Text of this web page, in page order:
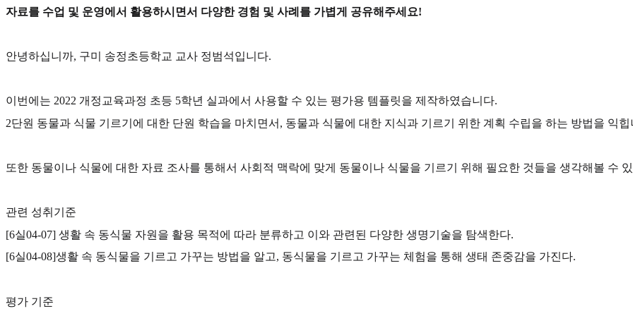
자료를 수업 및 운영에서 활용하시면서 다양한 경험 및 사례를 가볍게 공유해주세요!
안녕하십니까, 구미 송정초등학교 교사 정범석입니다.
이번에는 2022 개정교육과정 초등 5학년 실과에서 사용할 수 있는 평가용 템플릿을 제작하였습니다.
2단원 동물과 식물 기르기에 대한 단원 학습을 마치면서, 동물과 식물에 대한 지식과 기르기 위한 계획 수립을 하는 방법을 익힙
또한 동물이나 식물에 대한 자료 조사를 통해서 사회적 맥락에 맞게 동물이나 식물을 기르기 위해 필요한 것들을 생각해볼 수
관련 성취기준
[6실04-07] 생활 속 동식물 자원을 활용 목적에 따라 분류하고 이와 관련된 다양한 생명기술을 탐색한다.
[6실04-08]생활 속 동식물을 기르고 가꾸는 방법을 알고, 동식물을 기르고 가꾸는 체험을 통해 생태 존중감을 가진다.
평가 기준